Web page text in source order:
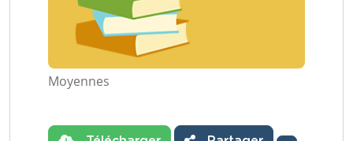
Moyennes